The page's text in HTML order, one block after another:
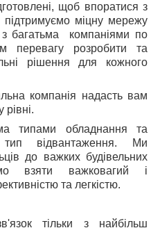
щоб впоратися з
міцну мережу
з багатьма компаніями по
перевагу розробити та
рішення для кожного
компанія надасть вам
обладнання та
тип відвантаження. Ми
до важких будівельних
взяти важковагий і
та легкістю.
тільки з найбільш